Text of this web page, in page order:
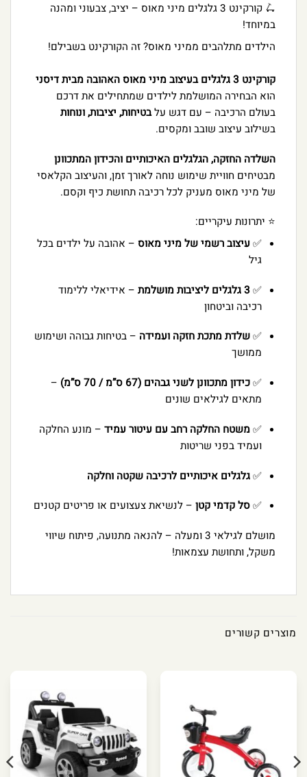
🛴 קורקינט 3 גלגלים מיני מאוס – יציב, צבעוני ומהנה
במיוחד!
הילדים מתלהבים ממיני מאוס? זה הקורקינט בשבילם!
קורקינט 3 גלגלים בעיצוב מיני מאוס האהובה מבית דיסני
הוא הבחירה המושלמת לילדים שמתחילים את דרכם
בעולם הרכיבה – עם דגש עלבטיחות, יציבות, ונוחות
בשילוב עיצוב שובב ומקסים.
השלדה החזקה, הגלגלים האיכותיים והכידון המתכוונן
מבטיחים חוויית שימוש נוחה לאורך זמן, והעיצוב הקלאסי
של מיני מאוס מעניק לכל רכיבה תחושת כיף וקסם.
⭐ יתרונות עיקריים:
✅ עיצוב רשמי של מיני מאוס– אהובה על ילדים בכל
גיל
✅3 גלגלים ליציבות מושלמת
– אידיאלי ללימוד
רכיבה וביטחון
✅שלדת מתכת חזקה ועמידה – בטיחות גבוהה ושימוש
ממושך
✅כידון מתכוונן לשני גבהים (67 ס”מ / 70 ס”מ)
–
מתאים לגילאים שונים
✅משטח החלקה רחב עם עיטור עמיד– מונע החלקה
ועמיד בפני שריטות
✅גלגלים איכותיים לרכיבה שקטה וחלקה
✅סל קדמי קטן– לנשיאת צעצועים או פריטים קטנים
מושלם לגילאי 3 ומעלה – להנאה מתנועה, פיתוח שיווי
משקל, ותחושת עצמאות!
מוצרים קשורים